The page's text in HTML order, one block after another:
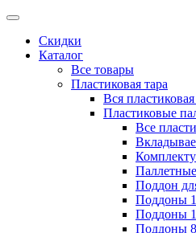
Скидки
Каталог
Все товары
Пластиковая тара
Вся пластиковая
Пластиковые
Все
Поддон
Поддоны
Поддоны
Поддоны